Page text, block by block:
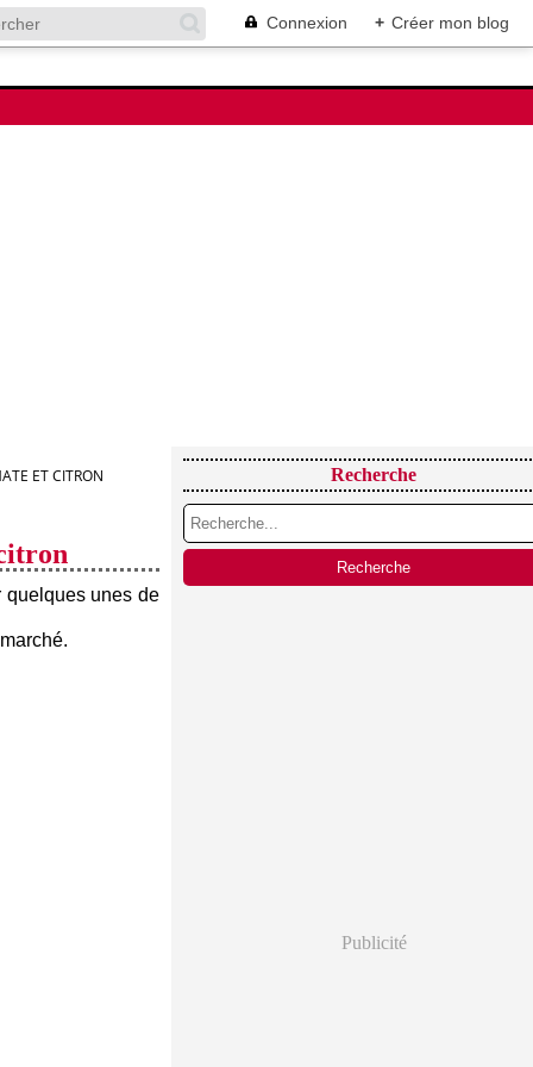
Connexion + Créer mon blog
ET CITRON
quelques unes de
Recherche
Publicité